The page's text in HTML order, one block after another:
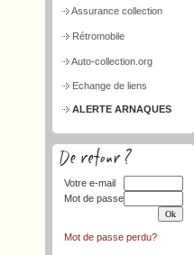
Assurance collection
Rétromobile
Auto-collection.org
Echange de liens
ALERTE ARNAQUES
Votre e-mail
Mot de passe
Mot de passe perdu?